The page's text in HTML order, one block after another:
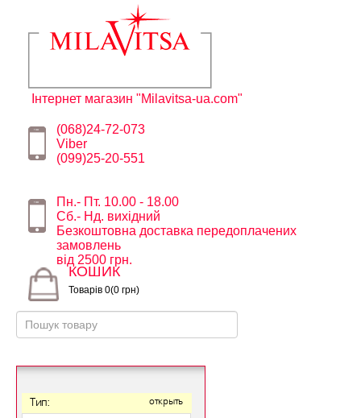
Інтернет магазин "Milavitsa-ua.com"
(068)24-72-073
Viber
(099)25-20-551
Пн.- Пт. 10.00 - 18.00
Сб.- Нд. вихідний
Безкоштовна доставка передоплачених
замовлень
від 2500 грн.
КОШИК
Товарів 0(0 грн)
Тип: открыть